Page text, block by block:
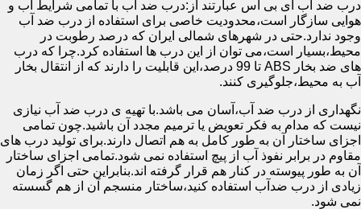
درب ضد آب ای بی اس عبارتند از:درب ضد آب با تمامی شرایط آب و
هوایی سازگار است،محدودیت خاصی برای استفاده از درب ضد آب
وجود ندارد.حتی در شهرهای شمالی ایران که درصد رطوبت در
محیط،بسیار است،می توان از این درب ها استفاده کرد.چرا که درب
های ضد بخار ABS تا 99 درصد،این قابلیت را دارند که از انتقال بخار
آب به محیط،جلوگیری کنند.
نگهداری از درب ضد آب،آسان می باشد.با تهیه ی درب ضد آب نیازی
نیست که مدام به فکر تعویض یا ترمیم مجدد آن باشید.چون تمامی
اجزای ساختار آن به طور کامل به هم اتصال دارند.برای تولید درب های
مقاوم در برابر نفوذ آب از پیچ استفاده نمی شود.تمامی اجزای ساختار
آن به طور پیوسته در کنار هم قرار گرفته اند.بنابراین حتی اگر زمان
زیادی از درب ضدآب استفاده کنید،ساختار منسجم آن از هم گسسته
نمی شود.